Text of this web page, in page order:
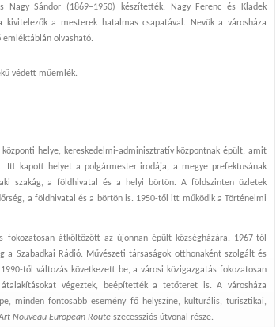
Nagy Sándor (1869–1950) készítették. Nagy Ferenc és Kladek
kivitelezők a mesterek hatalmas csapatával. Nevük a városháza
emléktáblán olvasható.
védett műemlék.
helye, kereskedelmi-adminisztratív központnak épült, amit
Itt kapott helyet a polgármester irodája, a megye prefektusának
szakág, a földhivatal és a helyi börtön. A földszinten üzletek
a földhivatal és a börtön is. 1950-től itt működik a Történelmi
átköltözött az újonnan épült községházára. 1967-től
Szabadkai Rádió. Művészeti társaságok otthonaként szolgált és
től változás következett be, a városi közigazgatás fokozatosan
végeztek, beépítették a tetőteret is. A városháza
minden fontosabb esemény fő helyszíne, kulturális, turisztikai,
Nouveau European Route szecessziós útvonal része.